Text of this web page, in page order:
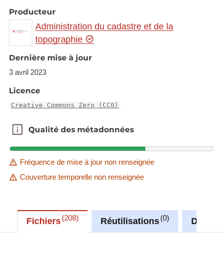
suivantes :
10 août 2022
12 août 2022
1 septembre 2022
12 septembre 2022
23 septembre 2022
Les fichiers sont mis à disposition pour le pays
entier en JPEG2000 et EPSG:2169 (LURES LTM).
Ils sont disponibles en RGB ou en PIR (infrarouge).
Une version WMS sera aussi disponible ici:
Producteur
Administration du cadastre et de la
topographie
Dernière mise à jour
3 avril 2023
Licence
Creative Commons Zero (CC0)
Qualité des métadonnées
Qualité des métadonnées
Fréquence de mise à jour non renseignée
Couverture temporelle non renseignée
Fichiers 208 Réutilisations 0